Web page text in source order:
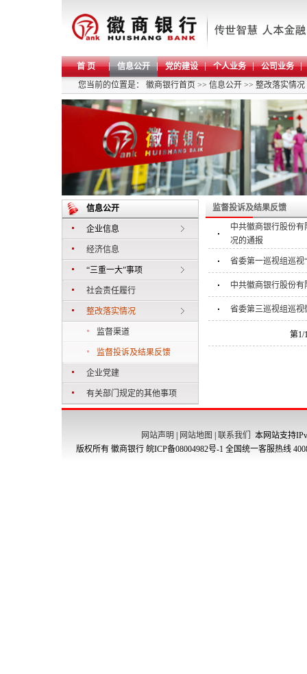
首 页 信息公开 党的建设 个人业务
公司业务
您当前的位置是： 徽商银行首页 >> 信息公开 >> 整改落实情况
信息公开
企业信息
经济信息
“三重一大”事项
社会责任履行
整改落实情况
监督渠道
监督投诉及结果反馈
企业党建
有关部门规定的其他事项
监督投诉及结果反馈
中共徽商银行股份
况的通报
省委第一巡视组巡视
中共徽商银行股份
省委第三巡视组巡
第
网站声明 网站地图 联系我们
本网站支持
版权所有 徽商银行 皖ICP备08004982号-1 全国统一客服热线